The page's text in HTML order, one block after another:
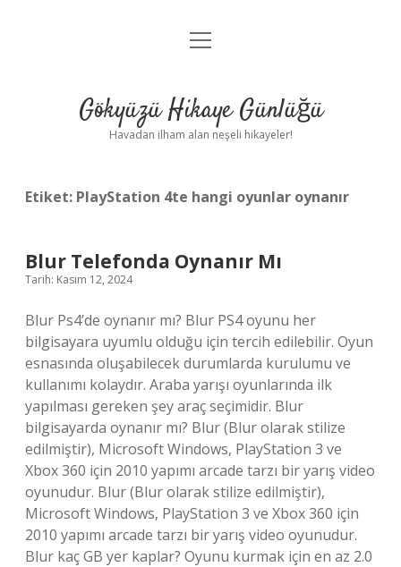
Anasayfa
Yasal Uyarı
menüyü
Gökyüzü Hikaye Günlüğü
Havadan ilham alan neşeli hikayeler!
Etiket: PlayStation 4te hangi oyunlar oynanır
Blur Telefonda Oynanır Mı
Tarih: Kasım 12, 2024
Blur Ps4’de oynanır mı? Blur PS4 oyunu her
bilgisayara uyumlu olduğu için tercih edilebilir. Oyun
esnasında oluşabilecek durumlarda kurulumu ve
kullanımı kolaydır. Araba yarışı oyunlarında ilk
yapılması gereken şey araç seçimidir. Blur
bilgisayarda oynanır mı? Blur (Blur olarak stilize
edilmiştir), Microsoft Windows, PlayStation 3 ve
Xbox 360 için 2010 yapımı arcade tarzı bir yarış video
oyunudur. Blur (Blur olarak stilize edilmiştir),
Microsoft Windows, PlayStation 3 ve Xbox 360 için
2010 yapımı arcade tarzı bir yarış video oyunudur.
Blur kaç GB yer kaplar? Oyunu kurmak için en az 2.0